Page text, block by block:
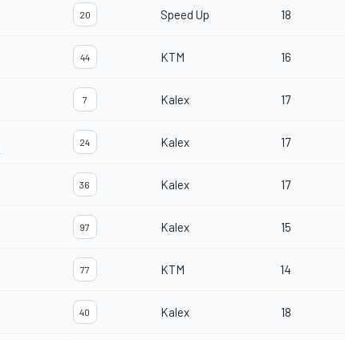
20 Speed Up 18
44 KTM 16
7 Kalex 17
24 Kalex 17
36 Kalex 17
97 Kalex 15
77 KTM 14
40 Kalex 18